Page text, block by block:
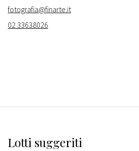
fotografia@finarte.it
02 33638026
Lotti suggeriti